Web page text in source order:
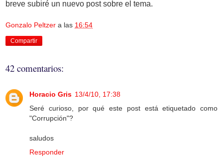
breve subiré un nuevo post sobre el tema.
Gonzalo Peltzer a las 16:54
Compartir
42 comentarios:
Horacio Gris 13/4/10, 17:38
Seré curioso, por qué este post está etiquetado como
"Corrupción"?
saludos
Responder